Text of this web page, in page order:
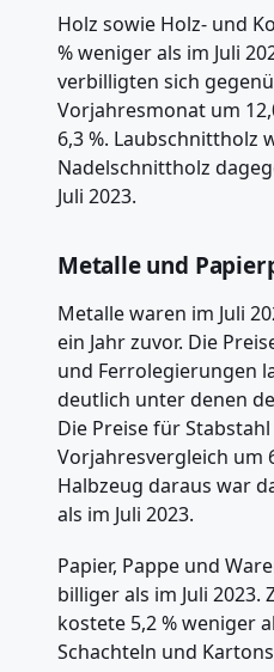
Holz sowie Holz- und
% weniger als im Juli
verbilligten sich
Vorjahresmonat um
6,3 %. Laubschnittholz
Nadelschnittholz
Juli 2023.
Metalle und
Metalle waren im Juli
ein Jahr zuvor. Die
und Ferrolegierungen
deutlich unter denen
Die Preise für
Vorjahresvergleich um
Halbzeug daraus war
als im Juli 2023.
Papier, Pappe und
billiger als im Juli
kostete 5,2 % weniger
Schachteln und